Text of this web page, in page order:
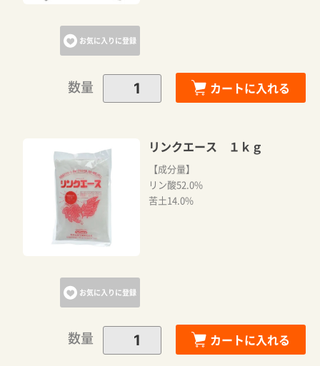
お気に入りに登録
数量 カートに入れる
お気に入りに登録
リンクエース １ｋｇ
【成分量】
リン酸52.0%
苦土14.0%
数量 カートに入れる